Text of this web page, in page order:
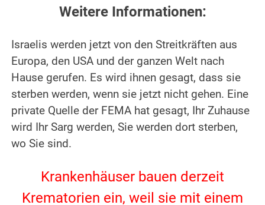
Weitere Informationen:
Israelis werden jetzt von den Streitkräften aus
Europa, den USA und der ganzen Welt nach
Hause gerufen. Es wird ihnen gesagt, dass sie
sterben werden, wenn sie jetzt nicht gehen. Eine
private Quelle der FEMA hat gesagt, Ihr Zuhause
wird Ihr Sarg werden, Sie werden dort sterben,
wo Sie sind.
Krankenhäuser bauen derzeit
Krematorien ein, weil sie mit einem